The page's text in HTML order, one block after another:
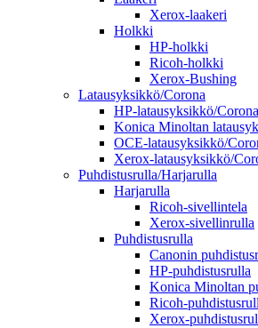
Xerox-laakeri
Holkki
HP-holkki
Ricoh-holkki
Xerox-Bushing
Latausyksikkö/Corona
HP-latausyksikkö/Corona
Konica Minoltan
OCE-latausyksikkö/
Xerox-latausyksikkö/
Puhdistusrulla/Harjarulla
Harjarulla
Ricoh-sivellintela
Xerox-sivellinrulla
Puhdistusrulla
Canonin
HP-puhdistusrulla
Konica Minoltan
Ricoh-
Xerox-